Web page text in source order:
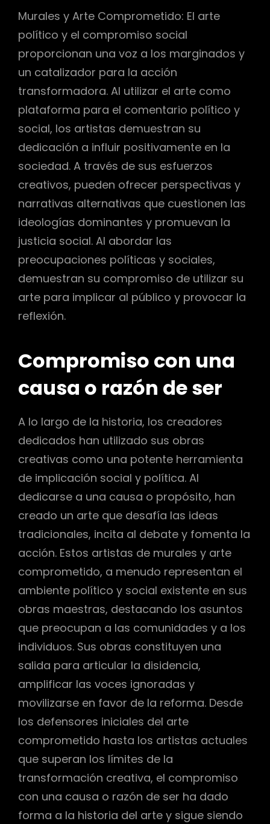
Murales y Arte Comprometido: El arte
político y el compromiso social
proporcionan una voz a los marginados y
un catalizador para la acción
transformadora. Al utilizar el arte como
plataforma para el comentario político y
social, los artistas demuestran su
dedicación a influir positivamente en la
sociedad. A través de sus esfuerzos
creativos, pueden ofrecer perspectivas y
narrativas alternativas que cuestionen las
ideologías dominantes y promuevan la
justicia social. Al abordar las
preocupaciones políticas y sociales,
demuestran su compromiso de utilizar su
arte para implicar al público y provocar la
reflexión.
Compromiso con una
causa o razón de ser
A lo largo de la historia, los creadores
dedicados han utilizado sus obras
creativas como una potente herramienta
de implicación social y política. Al
dedicarse a una causa o propósito, han
creado un arte que desafía las ideas
tradicionales, incita al debate y fomenta la
acción. Estos artistas de murales y arte
comprometido, a menudo representan el
ambiente político y social existente en sus
obras maestras, destacando los asuntos
que preocupan a las comunidades y a los
individuos. Sus obras constituyen una
salida para articular la disidencia,
amplificar las voces ignoradas y
movilizarse en favor de la reforma. Desde
los defensores iniciales del arte
comprometido hasta los artistas actuales
que superan los límites de la
transformación creativa, el compromiso
con una causa o razón de ser ha dado
forma a la historia del arte y sigue siendo